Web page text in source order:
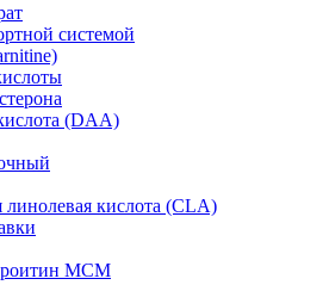
системой
(DAA)
кислота (CLA)
МСМ